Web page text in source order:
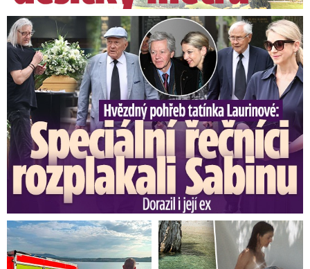
Speciální řečníci nad rakví Laurina: Rozbrečeli i dceru